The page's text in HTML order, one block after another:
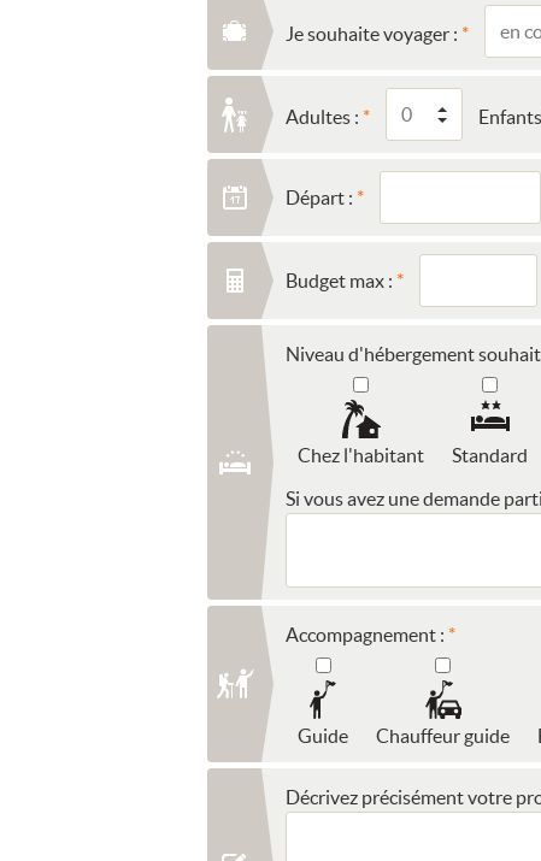
Je souhaite voyager :
Adultes :
Départ :
Budget max :
Niveau d'hébergement
Chez l'habitant Standard
Si vous avez une demande
Accompagnement :
Guide Chauffeur guide
Décrivez précisément votre